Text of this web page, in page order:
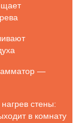
—
стены:
в комнату